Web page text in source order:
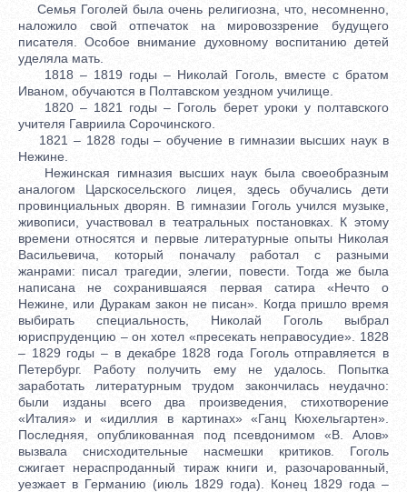
Семья Гоголей была очень религиозна, что, несомненно,
наложило свой отпечаток на мировоззрение будущего
писателя. Особое внимание духовному воспитанию детей
уделяла мать.
1818 – 1819 годы – Николай Гоголь, вместе с братом
Иваном, обучаются в Полтавском уездном училище.
1820 – 1821 годы – Гоголь берет уроки у полтавского
учителя Гавриила Сорочинского.
1821 – 1828 годы – обучение в гимназии высших наук в
Нежине.
Нежинская гимназия высших наук была своеобразным
аналогом Царскосельского лицея, здесь обучались дети
провинциальных дворян. В гимназии Гоголь учился музыке,
живописи, участвовал в театральных постановках. К этому
времени относятся и первые литературные опыты Николая
Васильевича, который поначалу работал с разными
жанрами: писал трагедии, элегии, повести. Тогда же была
написана не сохранившаяся первая сатира «Нечто о
Нежине, или Дуракам закон не писан». Когда пришло время
выбирать специальность, Николай Гоголь выбрал
юриспруденцию – он хотел «пресекать неправосудие». 1828
– 1829 годы – в декабре 1828 года Гоголь отправляется в
Петербург. Работу получить ему не удалось. Попытка
заработать литературным трудом закончилась неудачно:
были изданы всего два произведения, стихотворение
«Италия» и «идиллия в картинах» «Ганц Кюхельгартен».
Последняя, опубликованная под псевдонимом «В. Алов»
вызвала снисходительные насмешки критиков. Гоголь
сжигает нераспроданный тираж книги и, разочарованный,
уезжает в Германию (июль 1829 года). Конец 1829 года –